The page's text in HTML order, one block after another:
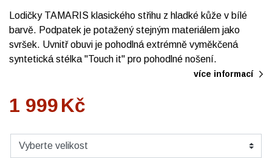
Lodičky TAMARIS klasického střihu z hladké kůže v bílé
barvě. Podpatek je potažený stejným materiálem jako
svršek. Uvnitř obuvi je pohodlná extrémně vyměkčená
syntetická stélka "Touch it" pro pohodlné nošení.
více informací
1 999Kč